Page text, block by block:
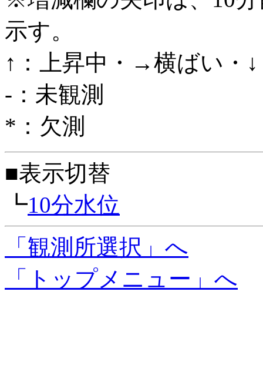
示す。
↑：上昇中・→横ばい・
-：未観測
*：欠測
■表示切替
┗10分水位
「観測所選択」へ
「トップメニュー」へ